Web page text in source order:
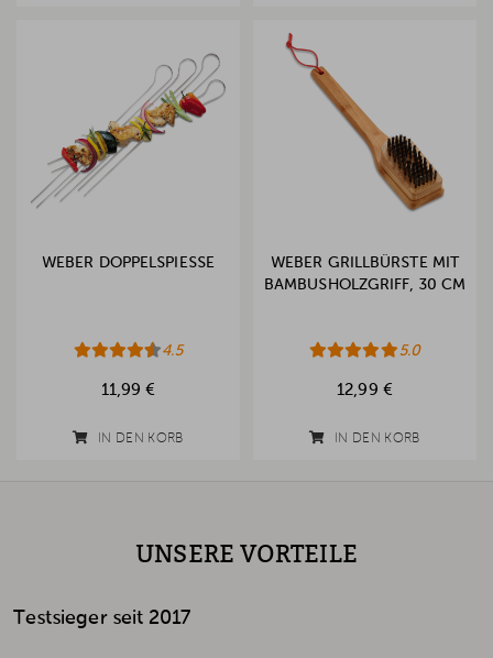
WEBER DOPPELSPIESSE
4.5
11,99 €
IN DEN KORB
WEBER GRILLBÜRSTE MIT
BAMBUSHOLZGRIFF, 30 CM
5.0
12,99 €
IN DEN KORB
UNSERE VORTEILE
Testsieger seit 2017